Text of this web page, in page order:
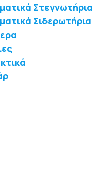
Στεγνωτήρια
Σιδερωτήρια